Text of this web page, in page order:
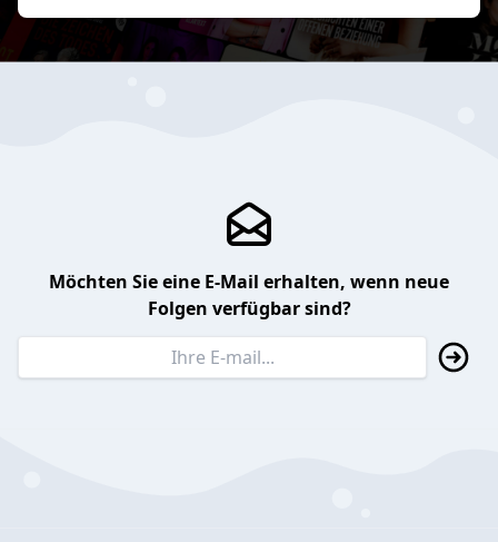
Möchten Sie eine E-Mail erhalten, wenn neue
Folgen verfügbar sind?